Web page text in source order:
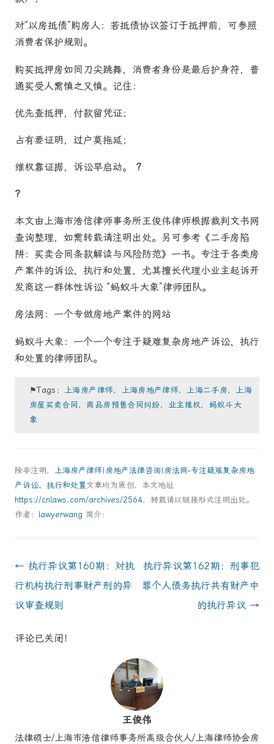
对“以房抵债”购房人：若抵债协议签订于抵押前，可参照
消费者保护规则。
购买抵押房如同刀尖跳舞，消费者身份是最后护身符，普
通买受人需慎之又慎。记住：
优先查抵押，付款留凭证；
占有要证明，过户莫拖延；
维权靠证据，诉讼早启动。 ?
?
本文由上海市浩信律师事务所王俊伟律师根据裁判文书网
查询整理，如需转载请注明出处。另可参考《二手房陷
阱：买卖合同条款解读与风险防范》一书。专注于各类房
产案件的诉讼、执行和处置，尤其擅长代理小业主起诉开
发商这一群体性诉讼 “蚂蚁斗大象”律师团队。
房法网：一个专做房地产案件的网站
蚂蚁斗大象：一个一个专注于疑难复杂房地产诉讼、执行
和处置的律师团队。
⚑Tags：
上海房产律师，上海房地产律师，上海二手房，上海
房屋买卖合同，商品房预售合同纠纷，业主维权，蚂蚁斗大
象
除非注明，
上海房产律师|房地产法律咨询|房法网-专注疑难复杂房地
产诉讼、执行和处置文章均为原创，本文地址
https://cnlaws.com/archives/2564，转载请以链接形式注明出处。
作者： lawyerwang 简介：
Post
navigation
← 执行异议第160期：对执
行机构执行刑事财产刑的异
议审查规则
执行异议第162期：刑事犯
罪个人债务执行共有财产中
的执行异议 →
评论已关闭！
王俊伟
法律硕士/上海市浩信律师事务所高级合伙人/上海律师协会房